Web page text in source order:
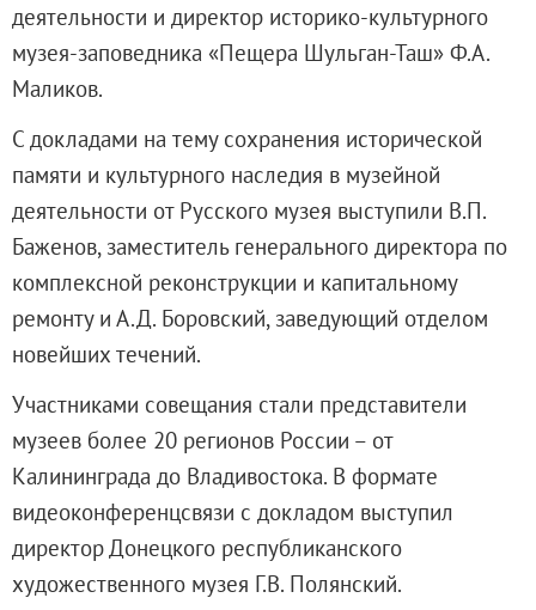
Фёдор Васильев. К 175-летию со дня
Посетителям
Справочная информация
Адреса и часы работы
О билетах, льготах и услугах
Правила покупки и возврата билетов
Правила посещения музея
Высказать мнение / Сообщить о проблеме
Экскурсии
Лекции и абонементы
Лекции
Абонементы
Доступный музей
Программы и мероприятия
Социально-культурные проекты
Для СМИ
деятельности и директор историко-культурного
музея-заповедника «Пещера Шульган-Таш» Ф.А.
Маликов.
С докладами на тему сохранения исторической
памяти и культурного наследия в музейной
деятельности от Русского музея выступили В.П.
Баженов, заместитель генерального директора по
комплексной реконструкции и капитальному
ремонту и А.Д. Боровский, заведующий отделом
новейших течений.
Участниками совещания стали представители
музеев более 20 регионов России – от
Калининграда до Владивостока. В формате
видеоконференцсвязи с докладом выступил
директор Донецкого республиканского
художественного музея Г.В. Полянский.